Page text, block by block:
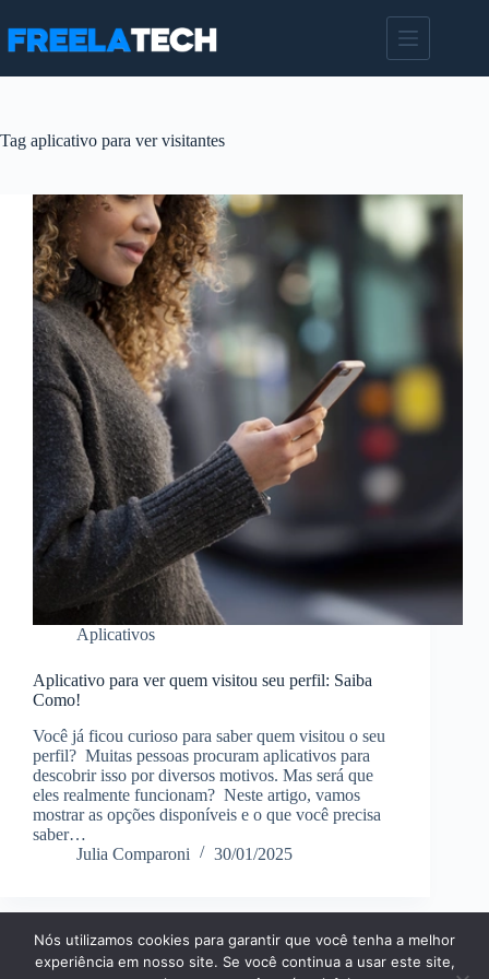
para
Tag aplicativo para ver visitantes
Aplicativos
Aplicativo para ver quem visitou seu perfil: Saiba
Como!
Você já ficou curioso para saber quem visitou o seu
perfil? Muitas pessoas procuram aplicativos para
descobrir isso por diversos motivos. Mas será que
eles realmente funcionam? Neste artigo, vamos
mostrar as opções disponíveis e o que você precisa
saber…
Julia Comparoni
30/01/2025
Página Inícial Dicas
Aplicativos
Nós utilizamos cookies para garantir que você tenha a melhor
experiência em nosso site. Se você continua a usar este site,